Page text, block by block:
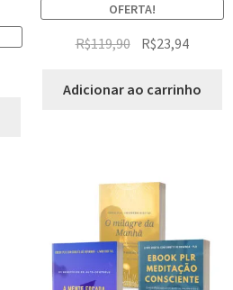
OFERTA!
R$119,90 R$23,94
Adicionar ao carrinho